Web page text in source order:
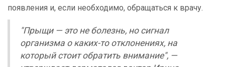
появления и, если необходимо, обращаться к врачу.
"Прыщи — это не болезнь, но сигнал
организма о каких-то отклонениях, на
который стоит обратить внимание", —